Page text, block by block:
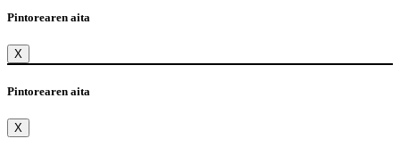
Pintorearen aita
X
Pintorearen aita
X